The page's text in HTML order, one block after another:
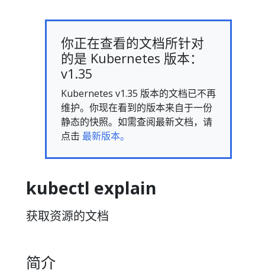
你正在查看的文档所针对
的是 Kubernetes 版本：
v1.35
Kubernetes v1.35 版本的文档已不再
维护。你现在看到的版本来自于一份
静态的快照。如需查阅最新文档，请
点击 最新版本。
kubectl explain
获取资源的文档
简介